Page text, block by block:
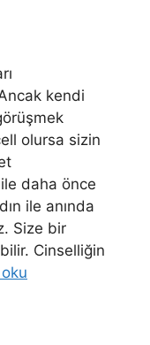
kendi
olursa sizin
daha önce
ile anında
Size bir
Cinselliğin
oku